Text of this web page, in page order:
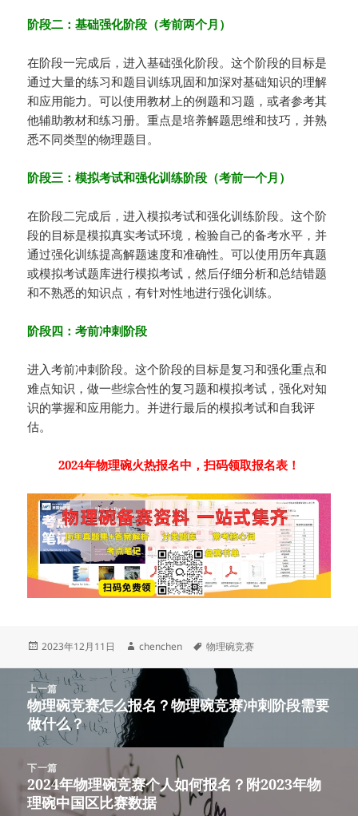
阶段二：基础强化阶段（考前两个月）
在阶段一完成后，进入基础强化阶段。这个阶段的目标是
通过大量的练习和题目训练巩固和加深对基础知识的理解
和应用能力。可以使用教材上的例题和习题，或者参考其
他辅助教材和练习册。重点是培养解题思维和技巧，并熟
悉不同类型的物理题目。
阶段三：模拟考试和强化训练阶段（考前一个月）
在阶段二完成后，进入模拟考试和强化训练阶段。这个阶
段的目标是模拟真实考试环境，检验自己的备考水平，并
通过强化训练提高解题速度和准确性。可以使用历年真题
或模拟考试题库进行模拟考试，然后仔细分析和总结错题
和不熟悉的知识点，有针对性地进行强化训练。
阶段四：考前冲刺阶段
进入考前冲刺阶段。这个阶段的目标是复习和强化重点和
难点知识，做一些综合性的复习题和模拟考试，强化对知
识的掌握和应用能力。并进行最后的模拟考试和自我评
估。
2024年物理碗火热报名中，扫码领取报名表！
发
于
2023年12月11日
作
chenchen
标
物理碗竞赛
上一篇
上
篇
文
章：
物理碗竞赛怎么报名？物理碗竞赛冲刺阶段需要
做什么？
下一篇
下
篇
2024年物理碗竞赛个人如何报名？附2023年物
理碗中国区比赛数据